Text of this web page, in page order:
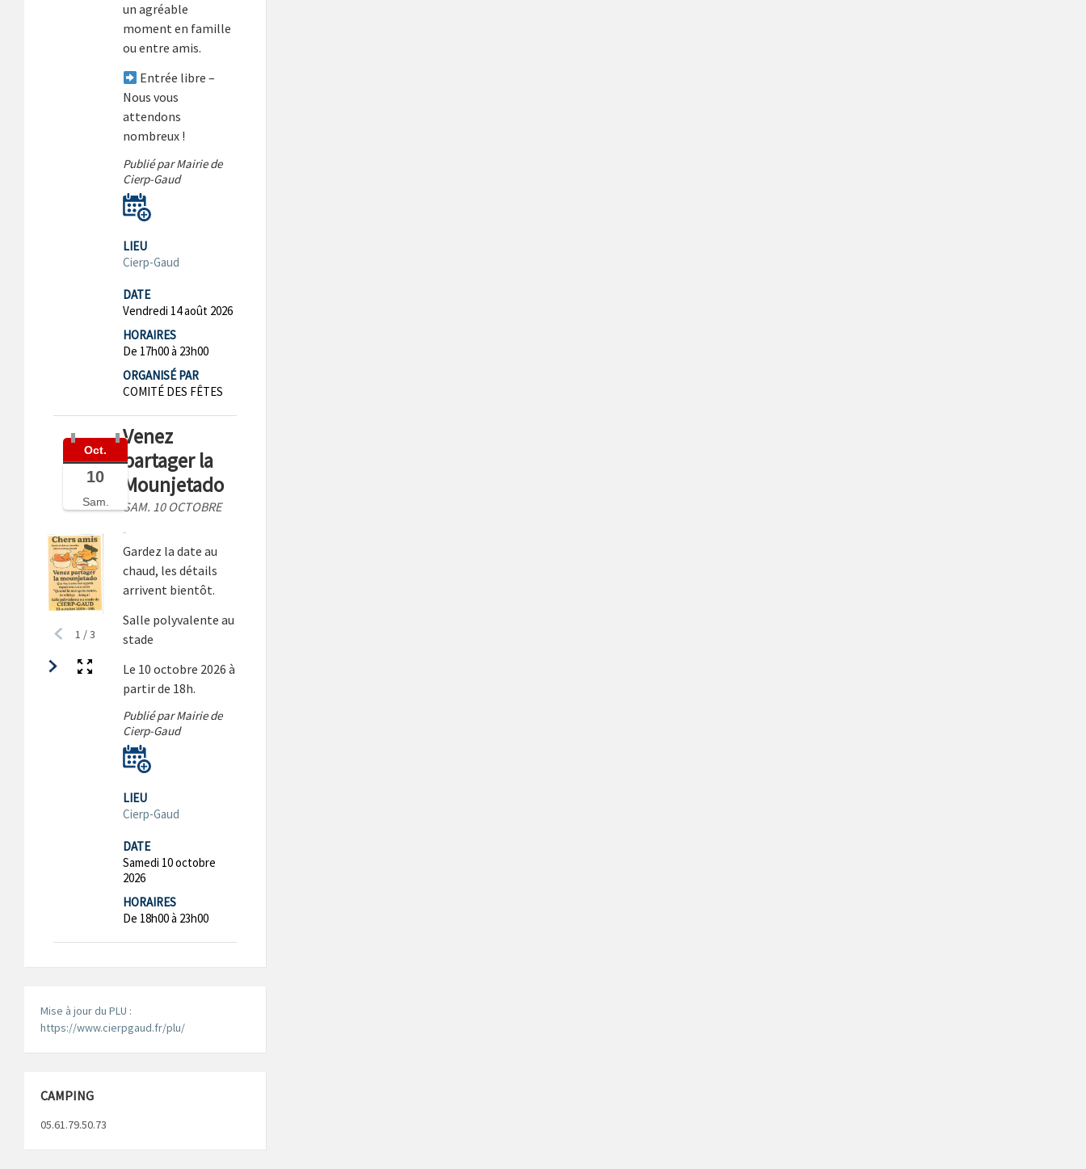
un agréable
moment en famille
ou entre amis.
Entrée libre –
Nous vous
attendons
nombreux !
Publié par Mairie de
Cierp-Gaud
LIEU
Cierp-Gaud
DATE
Vendredi 14 août 2026
HORAIRES
De 17h00 à 23h00
ORGANISÉ PAR
COMITÉ DES FÊTES
Oct.
10
Sam.
1 /3
Venez
partager la
Mounjetado
SAM. 10 OCTOBRE
Gardez la date au
chaud, les détails
arrivent bientôt.
Salle polyvalente au
stade
Le 10 octobre 2026 à
partir de 18h.
Publié par Mairie de
Cierp-Gaud
LIEU
Cierp-Gaud
DATE
Samedi 10 octobre
2026
HORAIRES
De 18h00 à 23h00
Mise à jour du PLU :
https://www.cierpgaud.fr/plu/
CAMPING
05.61.79.50.73